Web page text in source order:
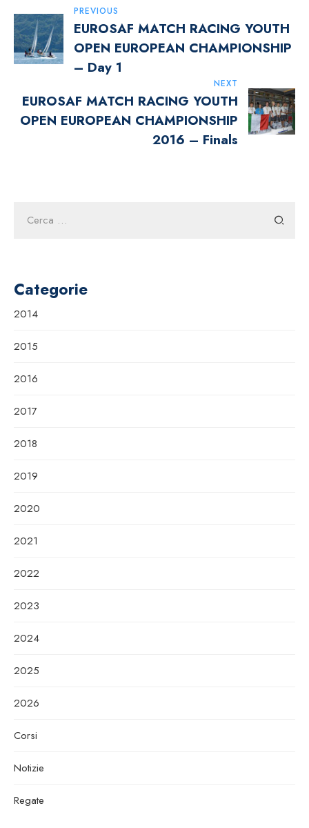
Navigazione
Articoli
PREVIOUS
EUROSAF MATCH RACING YOUTH
OPEN EUROPEAN CHAMPIONSHIP
– Day 1
NEXT
EUROSAF MATCH RACING YOUTH
OPEN EUROPEAN CHAMPIONSHIP
2016 – Finals
per:
Categorie
2014
2015
2016
2017
2018
2019
2020
2021
2022
2023
2024
2025
2026
Corsi
Notizie
Regate